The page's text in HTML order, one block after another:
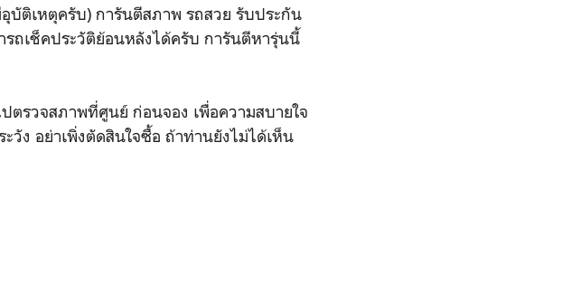
บัติเหตุครับ) การันตีสภาพ รถสวย รับประกัน
รถเช็คประวัติย้อนหลังได้ครับ การันตีหารุ่นนี้
ตรวจสภาพที่ศูนย์ ก่อนจอง เพื่อความสบายใจ
ง อย่าเพิ่งตัดสินใจซื้อ ถ้าท่านยังไม่ได้เห็น